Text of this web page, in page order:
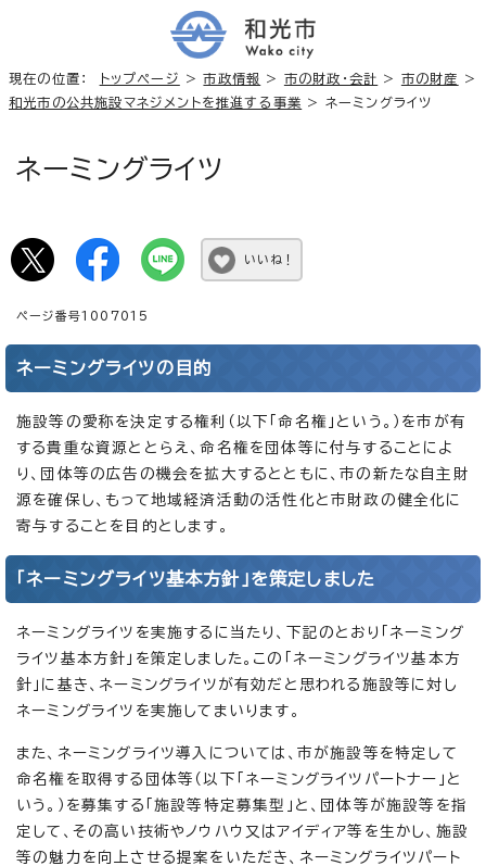
現在の位置： トップページ >市政情報 > 市の財政・会計 > 市の財産
>
和光市の公共施設マネジメントを推進する事業 > ネーミングライツ
ネーミングライツ
いいね！
ページ番号1007015
ネーミングライツの目的
施設等の愛称を決定する権利（以下「命名権」という。）を市が有
する貴重な資源ととらえ、命名権を団体等に付与することによ
り、団体等の広告の機会を拡大するとともに、市の新たな自主財
源を確保し、もって地域経済活動の活性化と市財政の健全化に
寄与することを目的とします。
「ネーミングライツ基本方針」を策定しました
ネーミングライツを実施するに当たり、下記のとおり「ネーミング
ライツ基本方針」を策定しました。この「ネーミングライツ基本方
針」に基き、ネーミングライツが有効だと思われる施設等に対し
ネーミングライツを実施してまいります。
また、ネーミングライツ導入については、市が施設等を特定して
命名権を取得する団体等（以下「ネーミングライツパートナー」と
いう。）を募集する「施設等特定募集型」と、団体等が施設等を指
定して、その高い技術やノウハウ又はアイディア等を生かし、施設
等の魅力を向上させる提案をいただき、ネーミングライツパート